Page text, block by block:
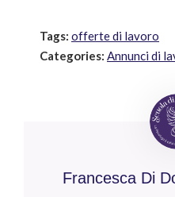
Tags: offerte di lavoro
Categories: Annunci di
Francesca Di